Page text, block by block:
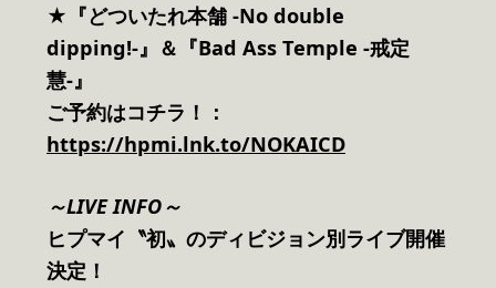
★『どついたれ本舗 -No double
dipping!-』＆『Bad Ass Temple -戒定
慧-』
ご予約はコチラ！：
https://hpmi.lnk.to/NOKAICD
～LIVE INFO～
ヒプマイ〝初〟のディビジョン別ライブ開催
決定！